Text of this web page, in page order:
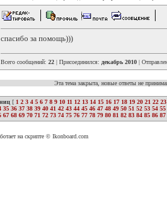
спасибо за помощь)))
Всего сообщений: 22 | Присоединился: декабрь 2010 |
Эта тема закрыта, новые ответы не
[ 1 2 3 4 5 6 7 8 9 10 11 12 13 14 15 16 17 18 19 20 21 22 23
35 36 37 38 39 40 41 42 43 44 45 46 47 48 49 50 51 52 53 54 55
67 68 69 70 71 72 73 74 75 76 77 78 79 80 81 82 83 84 85 86 87
на скрипте © Ikonboard.com